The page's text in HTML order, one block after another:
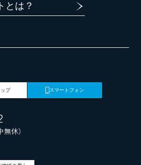
とは？
プ スマートフォン
休）